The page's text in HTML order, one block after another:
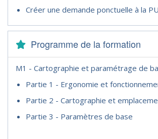
Créer une demande ponctuelle à la
Programme de la formation
M1 - Cartographie et paramétrage de
Partie 1 - Ergonomie et
Partie 2 - Cartographie et
Partie 3 - Paramètres de base